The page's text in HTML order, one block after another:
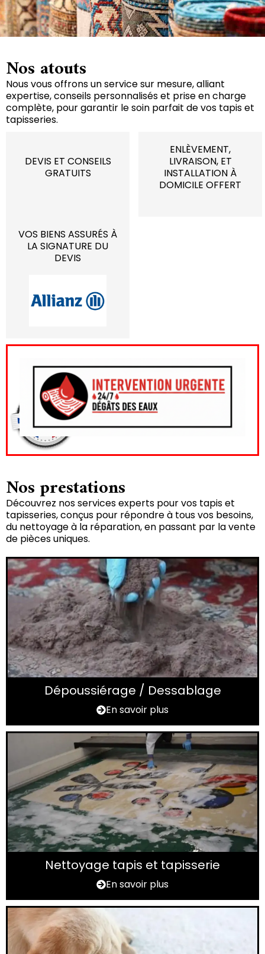
Nos atouts
Nous vous offrons un service sur mesure, alliant
expertise, conseils personnalisés et prise en charge
complète, pour garantir le soin parfait de vos tapis et
tapisseries.
DEVIS ET CONSEILS
GRATUITS
ENLÈVEMENT,
LIVRAISON, ET
INSTALLATION À
DOMICILE OFFERT
VOS BIENS ASSURÉS À
LA SIGNATURE DU
DEVIS
Nos prestations
Découvrez nos services experts pour vos tapis et
tapisseries, conçus pour répondre à tous vos besoins,
du nettoyage à la réparation, en passant par la vente
de pièces uniques.
Dépoussiérage / Dessablage
En savoir plus
Nettoyage tapis et tapisserie
En savoir plus